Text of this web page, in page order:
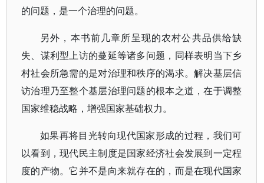
的问题，是一个治理的问题。
另外，本书前几章所呈现的农村公共品供给缺
失、谋利型上访的蔓延等诸多问题，同样表明当下乡
村社会所急需的是对治理和秩序的渴求。解决基层信
访治理乃至整个基层治理问题的根本之道，在于调整
国家维稳战略，增强国家基础权力。
如果再将目光转向现代国家形成的过程，我们可
以看到，现代民主制度是国家经济社会发展到一定程
度的产物。它并不是向来就存在的，而是在现代国家